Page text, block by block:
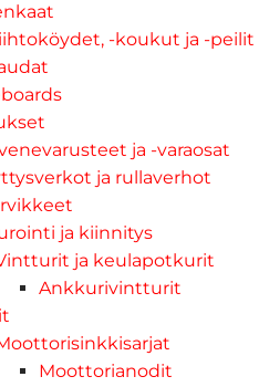
-koukut ja -peilit
ja -varaosat
ja rullaverhot
ja kiinnitys
ja keulapotkurit
Ankkurivintturit
Moottorianodit